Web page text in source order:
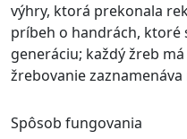
výhry, ktorá prekonala
príbeh o handrách, ktoré
generáciu; každý žreb
žrebovanie
Spôsob fungovania